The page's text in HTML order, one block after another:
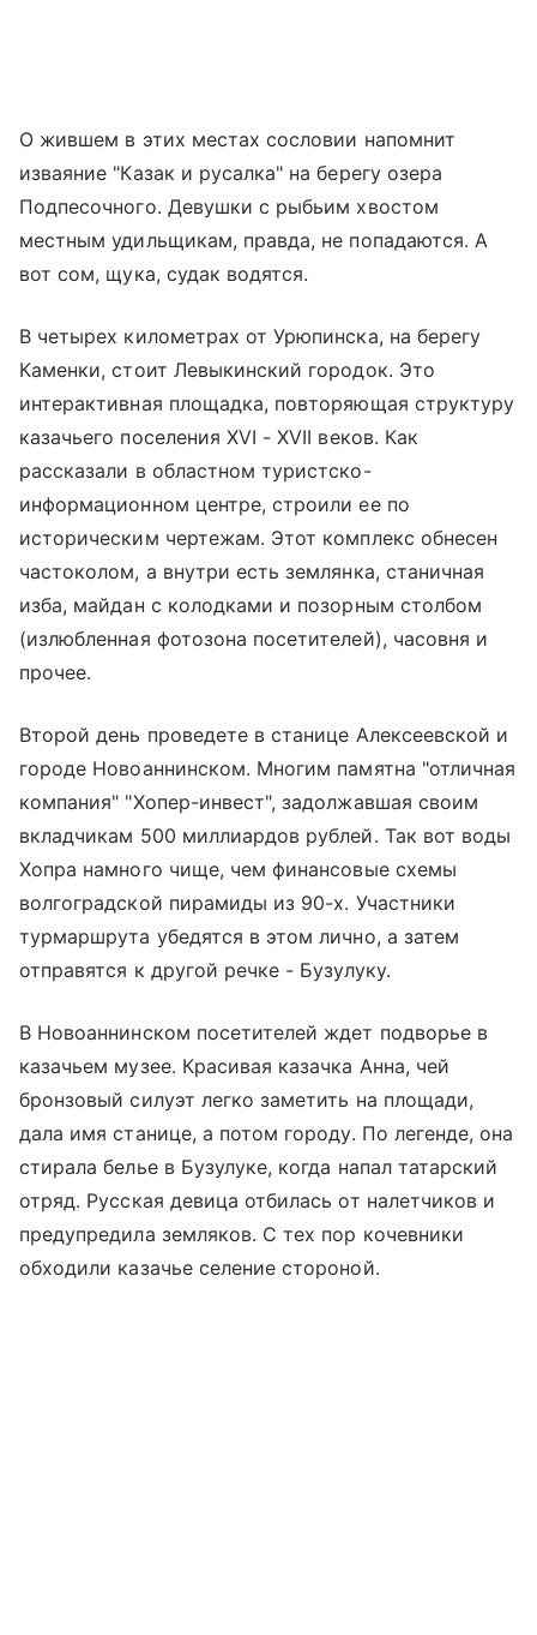
О жившем в этих местах сословии напомнит
изваяние "Казак и русалка" на берегу озера
Подпесочного. Девушки с рыбьим хвостом
местным удильщикам, правда, не попадаются. А
вот сом, щука, судак водятся.
В четырех километрах от Урюпинска, на берегу
Каменки, стоит Левыкинский городок. Это
интерактивная площадка, повторяющая структуру
казачьего поселения XVI - XVII веков. Как
рассказали в областном туристско-
информационном центре, строили ее по
историческим чертежам. Этот комплекс обнесен
частоколом, а внутри есть землянка, станичная
изба, майдан с колодками и позорным столбом
(излюбленная фотозона посетителей), часовня и
прочее.
Второй день проведете в станице Алексеевской и
городе Новоаннинском. Многим памятна "отличная
компания" "Хопер-инвест", задолжавшая своим
вкладчикам 500 миллиардов рублей. Так вот воды
Хопра намного чище, чем финансовые схемы
волгоградской пирамиды из 90-х. Участники
турмаршрута убедятся в этом лично, а затем
отправятся к другой речке - Бузулуку.
В Новоаннинском посетителей ждет подворье в
казачьем музее. Красивая казачка Анна, чей
бронзовый силуэт легко заметить на площади,
дала имя станице, а потом городу. По легенде, она
стирала белье в Бузулуке, когда напал татарский
отряд. Русская девица отбилась от налетчиков и
предупредила земляков. С тех пор кочевники
обходили казачье селение стороной.